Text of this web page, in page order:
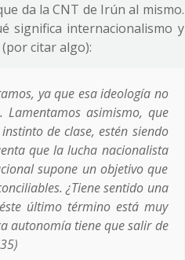
da la CNT de Irún al mismo.
significa internacionalismo y
citar algo):
ya que esa ideología no
asimismo, que
de clase, estén siendo
que la lucha nacionalista
supone un objetivo que
¿Tiene sentido una
último término está muy
autonomía tiene que salir de